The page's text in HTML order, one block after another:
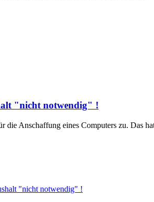
"nicht notwendig" !
die Anschaffung eines Computers zu. Das
"nicht notwendig" !